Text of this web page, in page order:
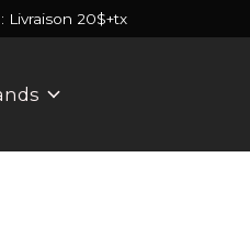
Livraison 20$+tx